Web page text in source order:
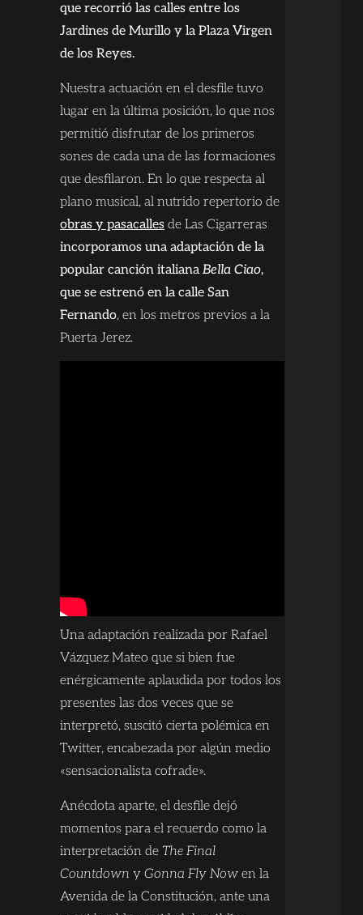
que recorrió las calles entre los
Jardines de Murillo y la Plaza Virgen
de los Reyes.
Nuestra actuación en el desfile tuvo
lugar en la última posición, lo que nos
permitió disfrutar de los primeros
sones de cada una de las formaciones
que desfilaron. En lo que respecta al
plano musical, al nutrido repertorio de
obras y pasacalles de Las Cigarreras
incorporamos una adaptación de la
popular canción italianaBella Ciao,
que se estrenó en la calle San
Fernando, en los metros previos a la
Puerta Jerez.
Una adaptación realizada por Rafael
Vázquez Mateo que si bien fue
enérgicamente aplaudida por todos los
presentes las dos veces que se
interpretó, suscitó cierta polémica en
Twitter, encabezada por algún medio
«sensacionalista cofrade».
Anécdota aparte, el desfile dejó
momentos para el recuerdo como la
interpretación de The Final
Countdown yGonna Fly Nowen la
Avenida de la Constitución, ante una